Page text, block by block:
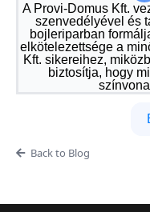
A Provi-Domus Kft.
szenvedélyével és
bojleriparban
elkötelezettsége a
Kft. sikereihez,
biztosítja, hogy
Back to Blog